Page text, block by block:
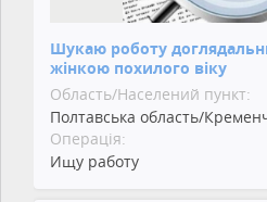
Шукаю роботу
жінкою похилого віку
Область/Населений пункт:
Полтавська область/
Операція:
Ищу работу